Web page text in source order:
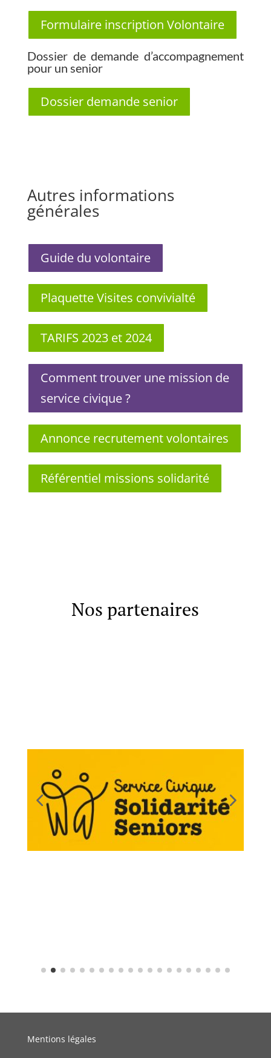
Formulaire inscription Volontaire
Dossier de demande d’accompagnement
pour un senior
Dossier demande senior
Autres informations
générales
Guide du volontaire
Plaquette Visites convivialté
TARIFS 2023 et 2024
Comment trouver une mission de
service civique ?
Annonce recrutement volontaires
Référentiel missions solidarité
Nos partenaires
Mentions légales